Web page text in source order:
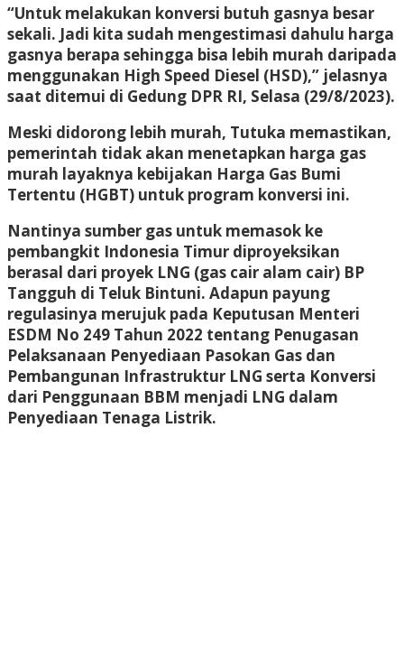
“Untuk melakukan konversi butuh gasnya besar
sekali. Jadi kita sudah mengestimasi dahulu harga
gasnya berapa sehingga bisa lebih murah daripada
menggunakan High Speed Diesel (HSD),” jelasnya
saat ditemui di Gedung DPR RI, Selasa (29/8/2023).
Meski didorong lebih murah, Tutuka memastikan,
pemerintah tidak akan menetapkan harga gas
murah layaknya kebijakan Harga Gas Bumi
Tertentu (HGBT) untuk program konversi ini.
Nantinya sumber gas untuk memasok ke
pembangkit Indonesia Timur diproyeksikan
berasal dari proyek LNG (gas cair alam cair) BP
Tangguh di Teluk Bintuni. Adapun payung
regulasinya merujuk pada Keputusan Menteri
ESDM No 249 Tahun 2022 tentang Penugasan
Pelaksanaan Penyediaan Pasokan Gas dan
Pembangunan Infrastruktur LNG serta Konversi
dari Penggunaan BBM menjadi LNG dalam
Penyediaan Tenaga Listrik.